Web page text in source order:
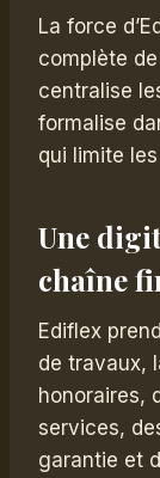
La force
complète de
centralise
formalise
qui limite
Une
chaîne
Ediflex
de travaux,
honoraires,
services,
garantie et